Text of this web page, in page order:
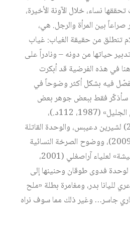
نساء، خلال الآونة الأخيرة،
بين المرأة والرجل. هي،
تنطلق من حقيقة الغياب: غياب
حياتها من دونه – ونادراً على
في هذه الفرضية قد أبكرت
فيه بشكل أكثر وضوحاً في
سأذكّر فقط ببعض جوهر بعض
الأفلام: العروس في «عرس الجليل» (1987، 112د.)،
وموضوع «أمريكا» (2009) لشيرين دعيبس، والوحدة القاتلة
للمرأة في «المر والرمان» (2009)، ووضوح الصرخة النسائية
الجماعية في «هاي مش عيشة» لعلياء آراصغلي (2001،
لوحدة فدوى طوقان وحنينها إلى
لليانا بدر، ومغامرة بطلة «ملح
(2008) لآن ماري جاسر… وغير ذلك مما سوف نراه